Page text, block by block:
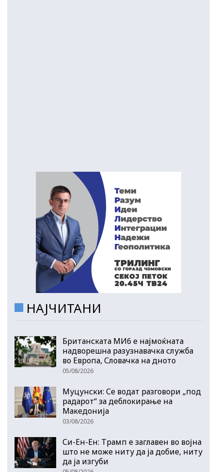
НАЈЧИТАНИ
Британската МИ6 е најмоќната
надворешна разузнавачка служба
во Европа, Словачка на дното
05/08/2026
Муцунски: Се водат разговори „под
радарот“ за деблокирање на
Македонија
03/08/2026
Си-Ен-Ен: Трамп е заглавен во војна
што не може ниту да ја добие, ниту
да ја изгуби